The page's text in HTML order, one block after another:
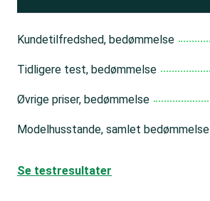
Kundetilfredshed, bedømmelse
Tidligere test, bedømmelse
Øvrige priser, bedømmelse
Modelhusstande, samlet bedømmelse
Se testresultater